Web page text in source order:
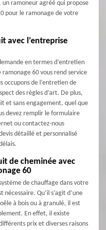
un ramoneur agréé qui propose
pour le ramonage de votre
avec l’entreprise
en termes d’entretien
60 vous rend service
occupons de l’entretien de
des règles d’art. De plus,
et sans engagement, quel que
devez remplir le formulaire
ou contactez-nous
détaillé et personnalisé
de cheminée avec
60
de chauffage dans votre
Qu’il s’agit d’une
à bois ou à granulé, il est
En effet, il existe
prix et diverses raisons